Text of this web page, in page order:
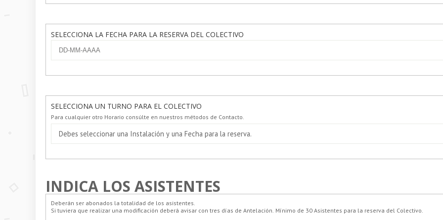
SELECCIONA LA FECHA PARA LA RESERVA DEL COLECTIVO
SELECCIONA UN TURNO PARA EL COLECTIVO
Para cualquier otro Horario consúlte en nuestros métodos de Contacto.
Debes seleccionar una Instalación y una Fecha para la reserva.
INDICA LOS ASISTENTES
Deberán ser abonados la totalidad de los asistentes.
Si tuviera que realizar una modificación deberá avisar con tres días de Antelación. Mínimo de 30 Asistentes para la reserva del Colectivo.